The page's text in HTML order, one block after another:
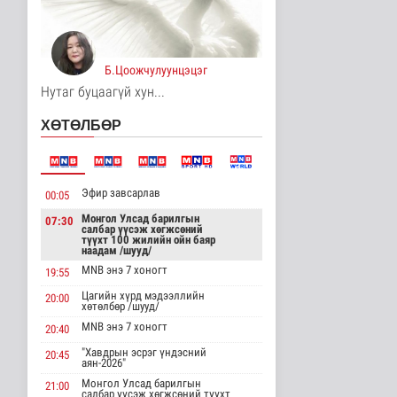
АНУ полисиликон
бүтээгдэхүүнд 15
хувийн тариф но..
Дэлхийд
6 цаг 18 минутын өмнө
зам туул..
Байгаль орчин
6 цаг 21 минутын өмнө
шаардлагатай
“Турбингенерат..
Улс төр
7 цаг 36 минутын өмнө
“Цааснаас чөлөөлье”
зөвлөлдөх хэлэлцүүлэг
боллоо
7 цаг 38 минутын өмнө
“Нүүрс-пиролизын
Б.Цоожчулуунцэцэг
Нутаг буцаагүй хун...
ХӨТӨЛБӨР
00:05 Эфир завсарлав
07:30
Монгол Улсад барилгын
салбар үүсэж хөгжсөний
түүхт 100 жилийн ойн баяр
наадам /шууд/
19:55
MNB энэ 7 хоногт
20:00
Цагийн хүрд мэдээллийн
хөтөлбөр /шууд/
20:40
MNB энэ 7 хоногт
20:45
"Хавдрын эсрэг үндэсний
аян-2026"
21:00
Монгол Улсад барилгын
салбар үүсэж хөгжсөний түүхт